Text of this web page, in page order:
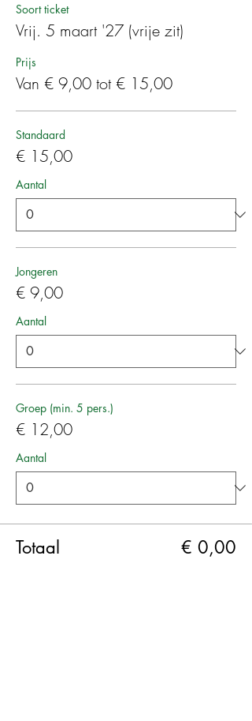
Soort ticket
Vrij. 5 maart '27 (vrije zit)
Prijs
Van € 9,00 tot € 15,00
Standaard
€ 15,00
Aantal
Jongeren
€ 9,00
Aantal
Groep (min. 5 pers.)
€ 12,00
Aantal
Totaal € 0,00